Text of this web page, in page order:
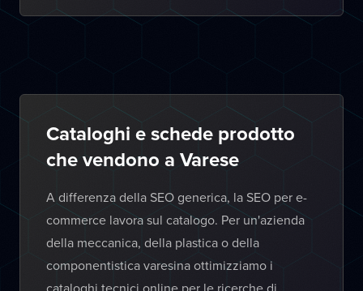
Cataloghi e schede prodotto
che vendono a Varese
A differenza della SEO generica, la SEO per e-
commerce lavora sul catalogo. Per un'azienda
della meccanica, della plastica o della
componentistica varesina ottimizziamo i